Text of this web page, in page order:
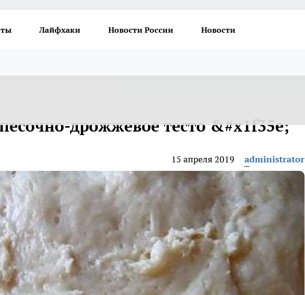
Лайфхаки Новости России Новости
дрожжевое тесто &#x1f35e;
15 апреля 2019 administrator